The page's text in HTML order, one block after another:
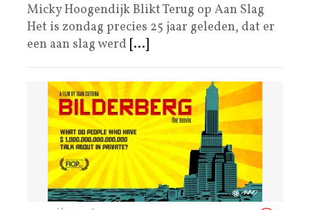
Micky Hoogendijk Blikt Terug op Aan Slag
Het is zondag precies 25 jaar geleden, dat er
een aan slag werd [...]